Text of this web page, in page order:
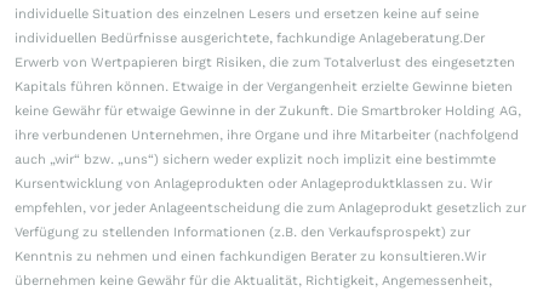
individuelle Situation des einzelnen Lesers und ersetzen keine auf seine
individuellen Bedürfnisse ausgerichtete, fachkundige Anlageberatung.Der
Erwerb von Wertpapieren birgt Risiken, die zum Totalverlust des eingesetzten
Kapitals führen können. Etwaige in der Vergangenheit erzielte Gewinne bieten
keine Gewähr für etwaige Gewinne in der Zukunft. Die Smartbroker Holding AG,
ihre verbundenen Unternehmen, ihre Organe und ihre Mitarbeiter (nachfolgend
auch „wir“ bzw. „uns“) sichern weder explizit noch implizit eine bestimmte
Kursentwicklung von Anlageprodukten oder Anlageproduktklassen zu. Wir
empfehlen, vor jeder Anlageentscheidung die zum Anlageprodukt gesetzlich zur
Verfügung zu stellenden Informationen (z.B. den Verkaufsprospekt) zur
Kenntnis zu nehmen und einen fachkundigen Berater zu konsultieren.Wir
übernehmen keine Gewähr für die Aktualität, Richtigkeit, Angemessenheit,